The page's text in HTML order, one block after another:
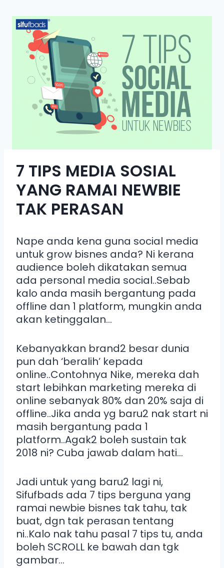
7 TIPS MEDIA SOSIAL
YANG RAMAI NEWBIE
TAK PERASAN
Nape anda kena guna social media
untuk grow bisnes anda? Ni kerana
audience boleh dikatakan semua
ada personal media social..Sebab
kalo anda masih bergantung pada
offline dan 1 platform, mungkin anda
akan ketinggalan…
Kebanyakkan brand2 besar dunia
pun dah ‘beralih’ kepada
online..Contohnya Nike, mereka dah
start lebihkan marketing mereka di
online sebanyak 80% dan 20% saja di
offline..Jika anda yg baru2 nak start ni
masih bergantung pada 1
platform..Agak2 boleh sustain tak
2018 ni? Cuba jawab dalam hati…
Jadi untuk yang baru2 lagi ni,
Sifufbads ada 7 tips berguna yang
ramai newbie bisnes tak tahu, tak
buat, dgn tak perasan tentang
ni..Kalo nak tahu pasal 7 tips tu, anda
boleh SCROLL ke bawah dan tgk
gambar…